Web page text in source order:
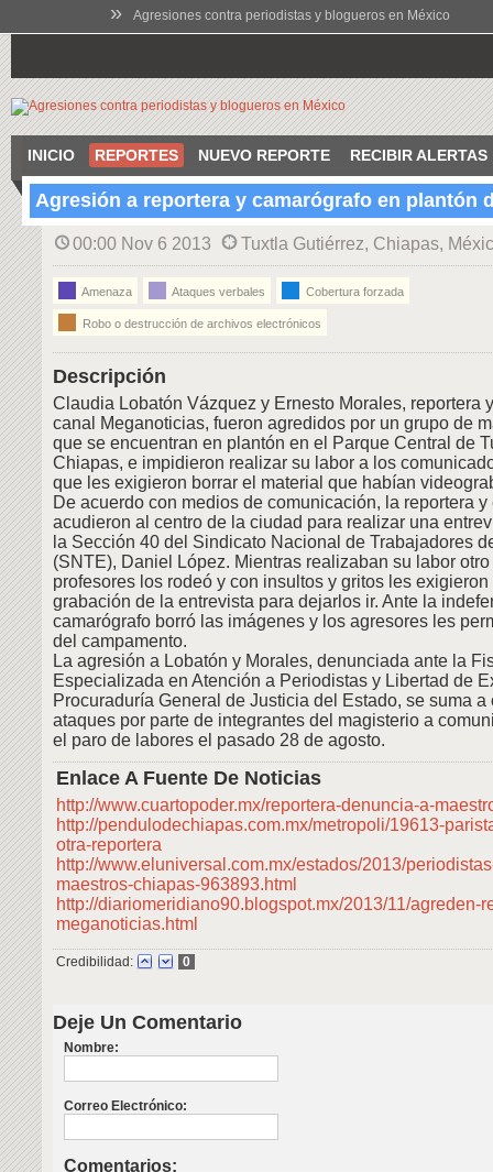
» Agresiones contra periodistas y blogueros en México
INICIO REPORTES NUEVO REPORTE RECIBIR ALERTAS
Agresión a reportera y camarógrafo en plantón
00:00 Nov 6 2013 Tuxtla Gutiérrez, Chiapas,
Amenaza Ataques verbales Cobertura forzada
Robo o destrucción de archivos electrónicos
Descripción
Claudia Lobatón Vázquez y Ernesto Morales, reportera
canal Meganoticias, fueron agredidos por un grupo de
que se encuentran en plantón en el Parque Central de
Chiapas, e impidieron realizar su labor a los
que les exigieron borrar el material que habían
De acuerdo con medios de comunicación, la reportera
acudieron al centro de la ciudad para realizar una
la Sección 40 del Sindicato Nacional de Trabajadores
(SNTE), Daniel López. Mientras realizaban su labor
profesores los rodeó y con insultos y gritos les exigieron
grabación de la entrevista para dejarlos ir. Ante la
camarógrafo borró las imágenes y los agresores les
del campamento.
La agresión a Lobatón y Morales, denunciada ante la
Especializada en Atención a Periodistas y Libertad de
Procuraduría General de Justicia del Estado, se suma a
ataques por parte de integrantes del magisterio a
el paro de labores el pasado 28 de agosto.
Enlace A Fuente De Noticias
http://www.cuartopoder.mx/reportera-denuncia-a-
http://pendulodechiapas.com.mx/metropoli/19613-
otra-reportera
http://www.eluniversal.com.mx/estados/2013/
maestros-chiapas-963893.html
http://diariomeridiano90.blogspot.mx/2013/11/agreden-
meganoticias.html
Credibilidad: 0
Deje Un Comentario
Nombre:
Correo Electrónico:
Comentarios: